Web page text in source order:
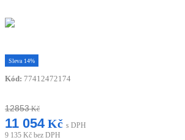
Sleva 14%
Kód: 77412472174
12853Kč
11 054Kč s DPH
9 135 Kč bez DPH